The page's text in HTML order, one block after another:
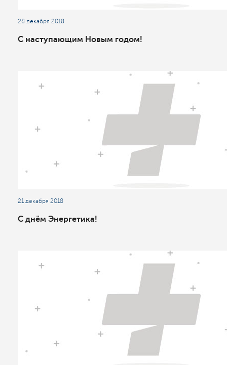
28 декабря 2018
С наступающим Новым годом!
21 декабря 2018
С днём Энергетика!